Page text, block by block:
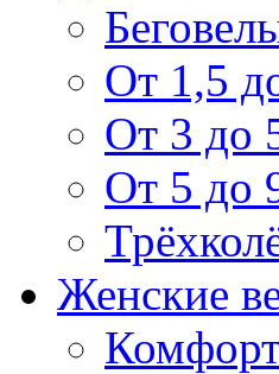
От 1,5
От 3 до
От 5 до
Женские